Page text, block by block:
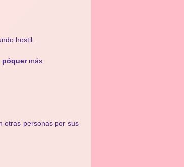
hostil.
póquermás.
otras personas por sus